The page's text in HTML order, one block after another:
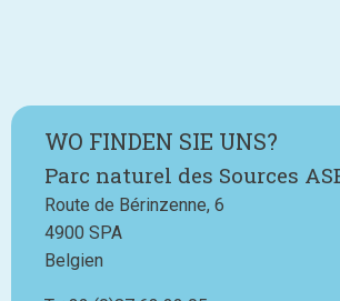
WO FINDEN SIE UNS?
Parc naturel des Sources
Route de Bérinzenne, 6
4900 SPA
Belgien